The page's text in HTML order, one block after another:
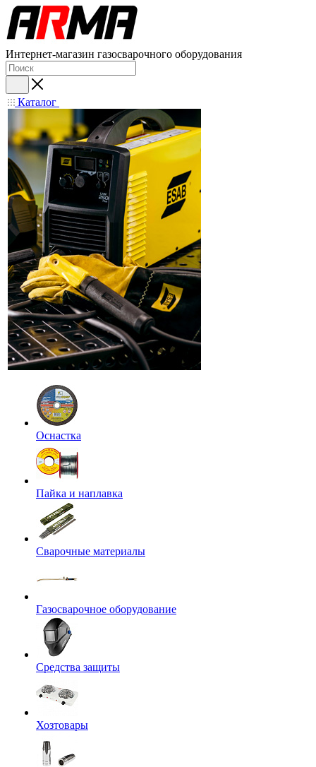
Интернет-магазин газосварочного оборудования
Каталог
Оснастка
Пайка и наплавка
Сварочные материалы
Газосварочное оборудование
Средства защиты
Хозтовары